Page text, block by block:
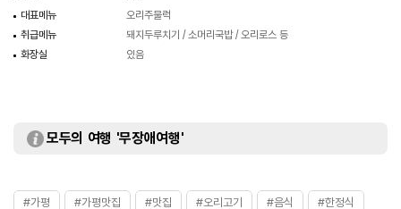
대표메뉴
오리주물럭
취급메뉴
돼지두루치기 / 소머리국밥 / 오리로스 등
화장실
있음
모두의 여행 '무장애여행'
#가평 #가평맛집 #맛집 #오리고기 #음식 #한정식